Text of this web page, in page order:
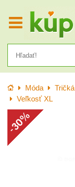
Úvod Móda Tričká
Veľkosť XL